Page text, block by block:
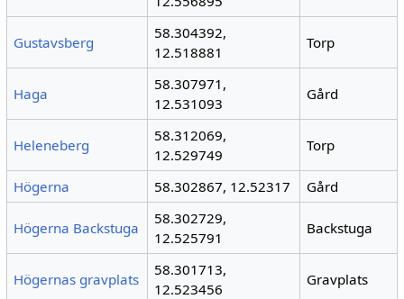
Gustavsberg
58.304392,
12.518881
Torp
Haga
58.307971,
12.531093
Gård
Heleneberg
58.312069,
12.529749
Torp
Högerna 58.302867, 12.52317 Gård
Högerna Backstuga
58.302729,
12.525791
Backstuga
Högernas gravplats
58.301713,
12.523456
Gravplats